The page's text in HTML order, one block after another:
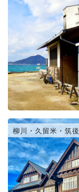
柳川・久留米・筑後